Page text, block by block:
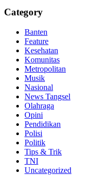
Category
Banten
Feature
Kesehatan
Komunitas
Metropolitan
Musik
Nasional
News Tangsel
Olahraga
Opini
Pendidikan
Polisi
Politik
Tips & Trik
TNI
Uncategorized